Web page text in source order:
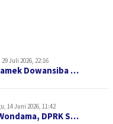
29 Juli 2026, 22:16
Dowansiba …
14 Juni 2026, 11:42
DPRK S…